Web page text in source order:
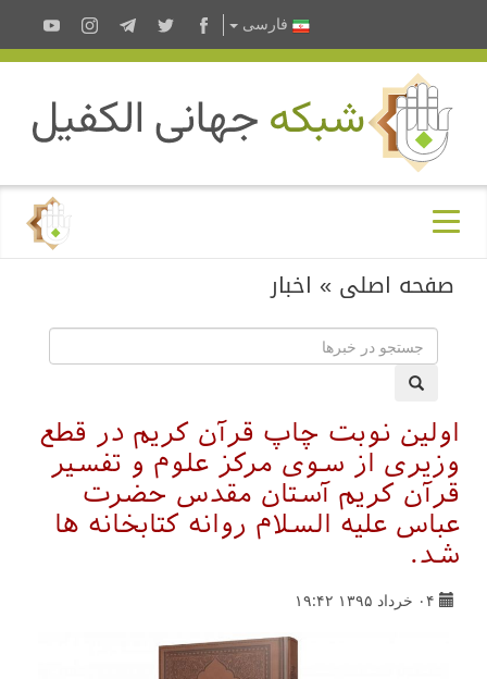
فارسى
صفحه اصلی » اخبار
اولین نوبت چاپ قرآن کریم در قطع
وزیری از سوی مرکز علوم و تفسیر
قرآن کریم آستان مقدس حضرت
عباس علیه السلام روانه کتابخانه ها
شد.
۰۴ خرداد ۱۳۹۵ ۱۹:۴۲